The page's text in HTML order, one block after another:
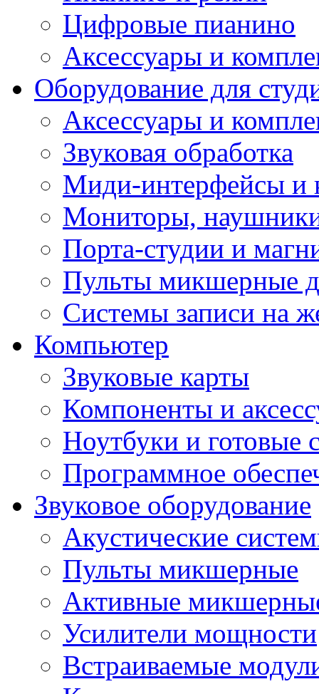
Цифровые пианино
Аксессуары и
Оборудование для
Аксессуары и
Звуковая обработка
Миди-интерфейсы и
Мониторы,
Порта-студии и
Пульты микшерные
Системы записи на
Компьютер
Звуковые карты
Компоненты и
Ноутбуки и готовые
Программное
Звуковое оборудование
Акустические
Пульты микшерные
Активные
Усилители мощности
Встраиваемые